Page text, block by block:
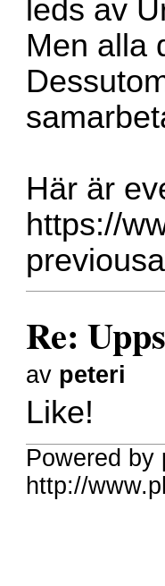
leds av
Men alla
Här är
https://
Re:
av peteri
Like!
Powered by
http://